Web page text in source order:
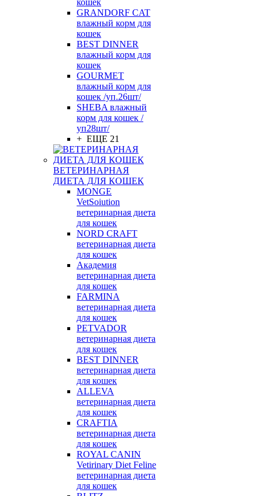
кошек
GRANDORF CAT
влажный корм для
кошек
BEST DINNER
влажный корм для
кошек
GOURMET
влажный корм для
кошек /уп.26шт/
SHEBA влажный
корм для кошек /
уп28шт/
+ ЕЩЕ 21
ВЕТЕРИНАРНАЯ
ДИЕТА ДЛЯ КОШЕК
MONGE
VetSoiution
ветеринарная диета
для кошек
NORD CRAFT
ветеринарная диета
для кошек
Академия
ветеринарная диета
для кошек
FARMINA
ветеринарная диета
для кошек
PETVADOR
ветеринарная диета
для кошек
BEST DINNER
ветеринарная диета
для кошек
ALLEVA
ветеринарная диета
для кошек
CRAFTIA
ветеринарная диета
для кошек
ROYAL CANIN
Vetirinary Diet Feline
ветеринарная диета
для кошек